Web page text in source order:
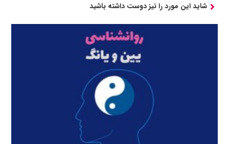
شاید این مورد را نیز دوست داشته باشید